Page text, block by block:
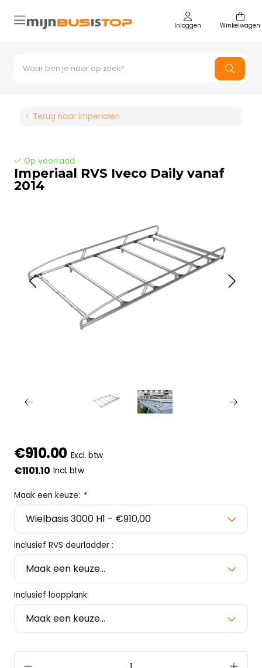
Inloggen Winkelwagen
Terug naar imperialen
Op voorraad
Imperiaal RVS Iveco Daily vanaf
2014
€910.00 Excl. btw
€1101.10 Incl. btw
Maak een keuze: *
inclusief RVS deurladder :
Inclusief loopplank: